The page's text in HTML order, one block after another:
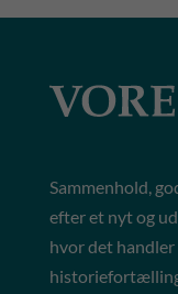
Sammenhold,
efter et nyt og
hvor det